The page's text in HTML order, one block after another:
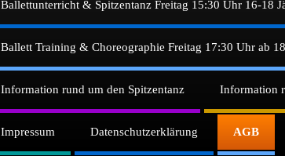
Ballettunterricht & Spitzentanz Freitag 15:30 Uhr 16-18
Ballett Training & Choreographie Freitag 17:30 Uhr ab
Information rund um den Spitzentanz Information
Impressum Datenschutzerklärung AGB